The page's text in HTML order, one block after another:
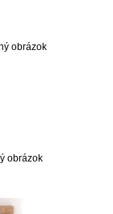
obrázok
obrázok